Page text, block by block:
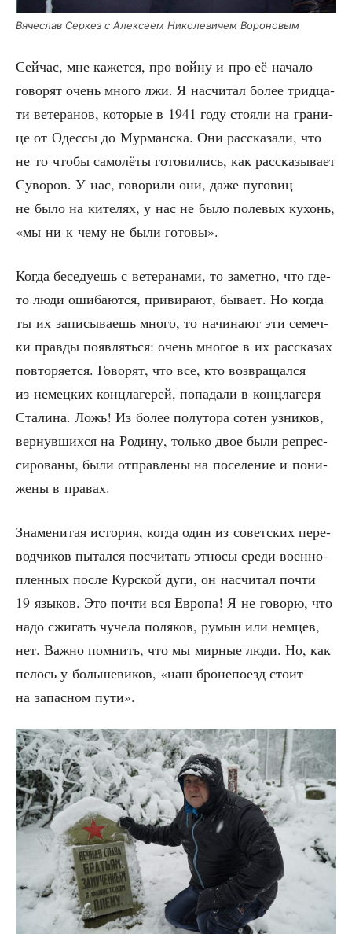
Вяче­слав Сер­кез с Алек­се­ем Нико­ле­ви­чем Вороновым
Сей­час, мне кажет­ся, про вой­ну и про её нача­ло
гово­рят очень мно­го лжи. Я насчи­тал более трид­ца­
ти вете­ра­нов, кото­рые в 1941 году сто­я­ли на гра­ни­
це от Одес­сы до Мур­ман­ска. Они рас­ска­за­ли, что
не то что­бы само­лё­ты гото­ви­лись, как рас­ска­зы­ва­ет
Суво­ров. У нас, гово­ри­ли они, даже пуго­виц
не было на ките­лях, у нас не было поле­вых кухонь,
«мы ни к чему не были готовы».
Когда бесе­ду­ешь с вете­ра­на­ми, то замет­но, что где-
то люди оши­ба­ют­ся, при­ви­ра­ют, быва­ет. Но когда
ты их запи­сы­ва­ешь мно­го, то начи­на­ют эти семеч­
ки прав­ды появ­лять­ся: очень мно­гое в их рас­ска­зах
повто­ря­ет­ся. Гово­рят, что все, кто воз­вра­щал­ся
из немец­ких конц­ла­ге­рей, попа­да­ли в конц­ла­ге­ря
Ста­ли­на. Ложь! Из более полу­то­ра сотен узни­ков,
вер­нув­ших­ся на Роди­ну, толь­ко двое были репрес­
си­ро­ва­ны, были отправ­ле­ны на посе­ле­ние и пони­
же­ны в правах.
Зна­ме­ни­тая исто­рия, когда один из совет­ских пере­
вод­чи­ков пытал­ся посчи­тать этно­сы сре­ди воен­но­
плен­ных после Кур­ской дуги, он насчи­тал почти
19 язы­ков. Это почти вся Евро­па! Я не гово­рю, что
надо сжи­гать чуче­ла поля­ков, румын или нем­цев,
нет. Важ­но пом­нить, что мы мир­ные люди. Но, как
пелось у боль­ше­ви­ков, «наш бро­не­по­езд сто­ит
на запас­ном пути».